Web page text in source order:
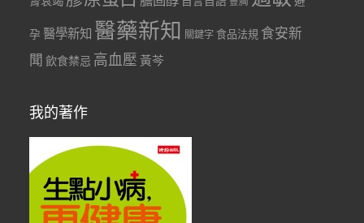
孕 醫學新知 醫藥新知 關鍵字 食品法規 食安新
聞 飲食禁忌 高血壓 黃芩
我的著作